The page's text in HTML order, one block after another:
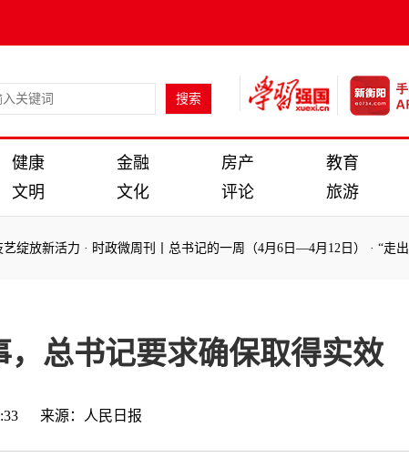
健康 金融 房产 教育
文明 文化 评论 旅游
新活力·时政微周刊丨总书记的一周（4月6日—4月12日）· “走出一条
活力
，总书记要求确保取得实效
来源： 人民日报